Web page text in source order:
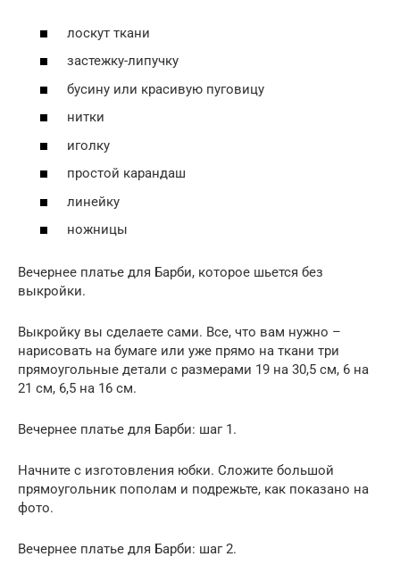
лоскут ткани
застежку-липучку
бусину или красивую пуговицу
нитки
иголку
простой карандаш
линейку
ножницы
Вечернее платье для Барби, которое шьется без
выкройки.
Выкройку вы сделаете сами. Все, что вам нужно –
нарисовать на бумаге или уже прямо на ткани три
прямоугольные детали с размерами 19 на 30,5 см, 6 на
21 см, 6,5 на 16 см.
Вечернее платье для Барби: шаг 1.
Начните с изготовления юбки. Сложите большой
прямоугольник пополам и подрежьте, как показано на
фото.
Вечернее платье для Барби: шаг 2.